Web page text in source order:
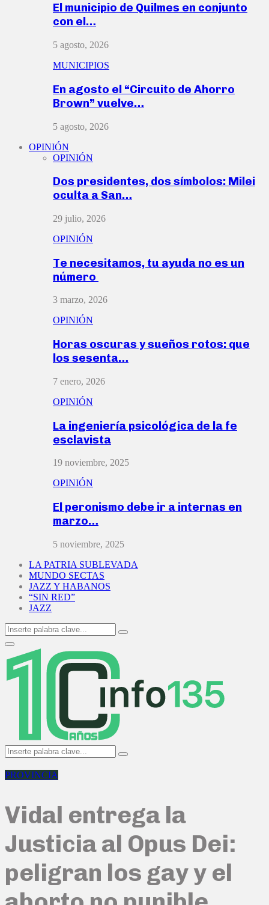
El municipio de Quilmes en conjunto
con el…
5 agosto, 2026
MUNICIPIOS
En agosto el “Circuito de Ahorro
Brown” vuelve…
5 agosto, 2026
OPINIÓN
OPINIÓN
Dos presidentes, dos símbolos: Milei
oculta a San…
29 julio, 2026
OPINIÓN
Te necesitamos, tu ayuda no es un
número
3 marzo, 2026
OPINIÓN
Horas oscuras y sueños rotos: que
los sesenta…
7 enero, 2026
OPINIÓN
La ingeniería psicológica de la fe
esclavista
19 noviembre, 2025
OPINIÓN
El peronismo debe ir a internas en
marzo…
5 noviembre, 2025
LA PATRIA SUBLEVADA
MUNDO SECTAS
JAZZ Y HABANOS
“SIN RED”
JAZZ
Search
for:
Search
Primary
Menu
Search
for:
Search
PROVINCIA
Vidal entrega la
Justicia al Opus Dei:
peligran los gay y el